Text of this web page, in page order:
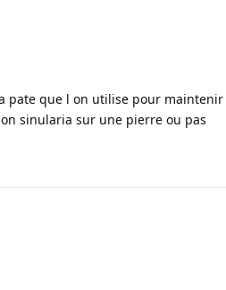
pate que l on utilise pour
sinularia sur une pierre ou pas